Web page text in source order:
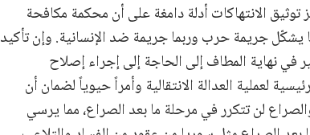
الانتهاكات أدلة دامغة على أن محكمة مكافحة
جريمة حرب وربما جريمة ضد الإنسانية. وإن تأكيد
في نهاية المطاف إلى الحاجة إلى إجراء إصلاح
لعملية العدالة الانتقالية وأمراً حيوياً لضمان أن
لن تتكرر في مرحلة ما بعد الصراع، مما يرسي